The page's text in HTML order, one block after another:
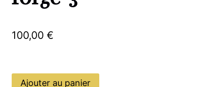
100,00 €
quantité
Ajouter au panier